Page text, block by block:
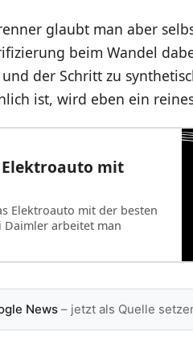
glaubt man aber
beim Wandel
der Schritt zu
ist, wird eben ein
Elektroauto mit
Elektroauto mit der besten
Daimler arbeitet man
News– jetzt als Quelle